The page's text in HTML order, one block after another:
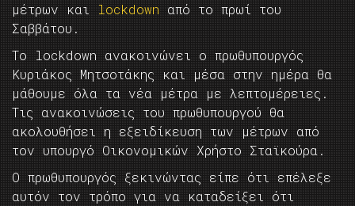
μέτρων και lockdown από το πρωί του
Σαββάτου.
Το lockdown ανακοινώνει ο πρωθυπουργός
Κυριάκος Μητσοτάκης και μέσα στην ημέρα θα
μάθουμε όλα τα νέα μέτρα με λεπτομέρειες.
Τις ανακοινώσεις του πρωθυπουργού θα
ακολουθήσει η εξειδίκευση των μέτρων από
τον υπουργό Οικονομικών Χρήστο Σταϊκούρα.
Ο πρωθυπουργός ξεκινώντας είπε ότι επέλεξε
αυτόν τον τρόπο για να καταδείξει ότι